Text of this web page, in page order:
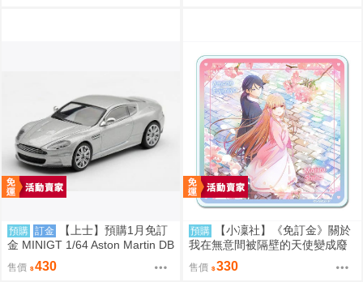
預購 訂金
【上士】預購1月免訂
金 MINIGT 1/64 Aston Martin DB
S 2008 銀2008 右駕 39674 080
9
售價 430
預購
【小凜社】《免訂金》關於
我在無意間被隔壁的天使變成廢
柴這件事2 椎名真晝 賞櫻 小惡魔
偶像 愚人節 情人節 壓克力杯墊
售價 330